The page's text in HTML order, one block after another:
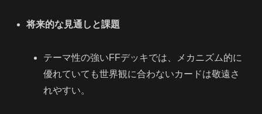
将来的な見通しと課題
テーマ性の強いFFデッキでは、メカニズム的に
優れていても世界観に合わないカードは敬遠さ
れやすい。